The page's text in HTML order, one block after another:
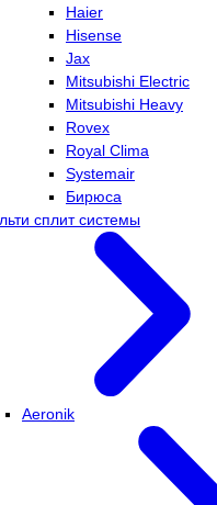
Haier
Hisense
Jax
Mitsubishi Electric
Mitsubishi Heavy
Rovex
Royal Clima
Systemair
Бирюса
сплит системы
Aeronik